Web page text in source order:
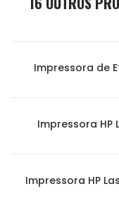
Impressora de
Impressora HP